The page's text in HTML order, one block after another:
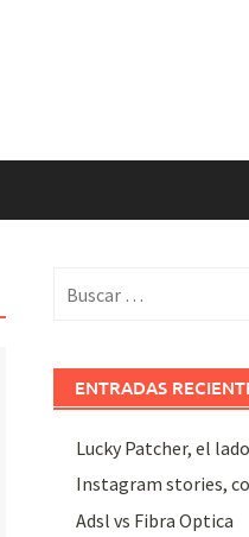
ENTRADAS
Lucky Patcher, el
Instagram stories,
Adsl vs Fibra Optica